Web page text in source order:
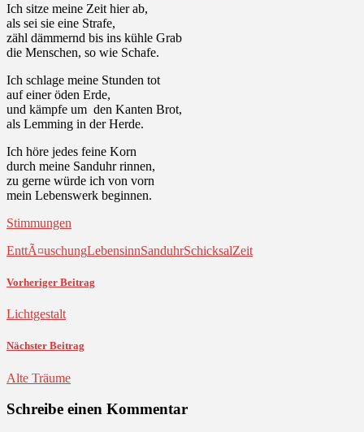
Ich sitze meine Zeit hier ab,
als sei sie eine Strafe,
zähl dämmernd bis ins kühle Grab
die Menschen, so wie Schafe.
Ich schlage meine Stunden tot
auf einer öden Erde,
und kämpfe um den Kanten Brot,
als Lemming in der Herde.
Ich höre jedes feine Korn
durch meine Sanduhr rinnen,
zu gerne würde ich von vorn
mein Lebenswerk beginnen.
Stimmungen
EnttÃ¤uschungLebensinnSanduhrSchicksalZeit
Vorheriger Beitrag
Lichtgestalt
Nächster Beitrag
Alte Träume
Schreibe einen Kommentar